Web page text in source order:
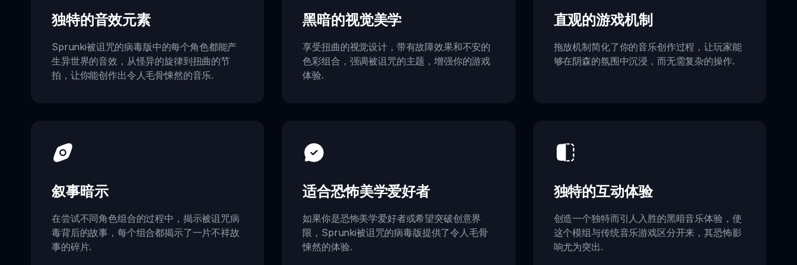
独特的音效元素
Sprunki被诅咒的病毒版中的每个角色都能产
生异世界的音效，从怪异的旋律到扭曲的节
拍，让你能创作出令人毛骨悚然的音乐.
黑暗的视觉美学
享受扭曲的视觉设计，带有故障效果和不安的
色彩组合，强调被诅咒的主题，增强你的游戏
体验.
直观的游戏机制
拖放机制简化了你的音乐创作过程，让玩家能
够在阴森的氛围中沉浸，而无需复杂的操作.
叙事暗示
在尝试不同角色组合的过程中，揭示被诅咒病
毒背后的故事，每个组合都揭示了一片不祥故
事的碎片.
适合恐怖美学爱好者
如果你是恐怖美学爱好者或希望突破创意界
限，Sprunki被诅咒的病毒版提供了令人毛骨
悚然的体验.
独特的互动体验
创造一个独特而引人入胜的黑暗音乐体验，使
这个模组与传统音乐游戏区分开来，其恐怖影
响尤为突出.